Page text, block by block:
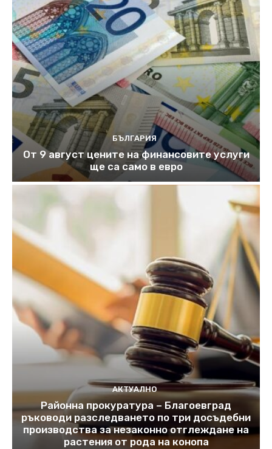
БЪЛГАРИЯ
От 9 август цените на финансовите услуги
ще са само в евро
АКТУАЛНО
Районна прокуратура – Благоевград
ръководи разследването по три досъдебни
производства за незаконно отглеждане на
растения от рода на конопа